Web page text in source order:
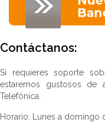
Contáctanos:
Si requieres soporte
estaremos gustosos de
Telefónica.
Horario: Lunes a domingo